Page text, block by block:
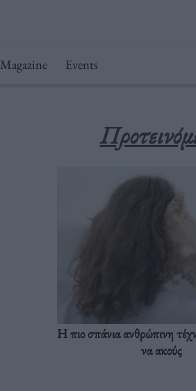
Magazine Events
Η πιο σπάνια ανθρώπινη
να ακούς